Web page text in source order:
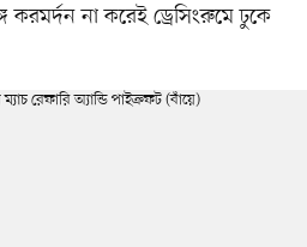
করমর্দন না করেই ড্রেসিংরুমে ঢুকে